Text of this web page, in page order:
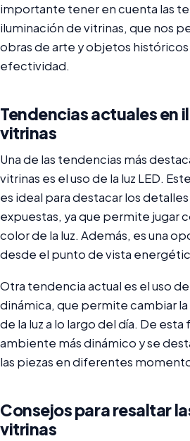
importante tener en cuenta las
iluminación de vitrinas, que nos
obras de arte y objetos
efectividad.
Tendencias actuales en
vitrinas
Una de las tendencias más
vitrinas es el uso de la luz LED.
es ideal para destacar los
expuestas, ya que permite jugar
color de la luz. Además, es una
desde el punto de vista
Otra tendencia actual es el uso
dinámica, que permite cambiar
de la luz a lo largo del día. De esta
ambiente más dinámico y se
las piezas en diferentes
Consejos para resaltar
vitrinas